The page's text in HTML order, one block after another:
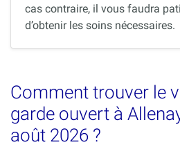
cas contraire, il vous faudra
d’obtenir les soins nécessaires.
Comment trouver le
garde ouvert à
août 2026 ?